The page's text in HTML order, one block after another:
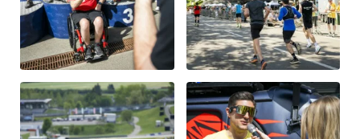
Business
Alle anzeigen